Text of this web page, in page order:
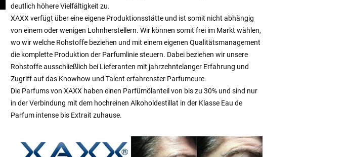
deutlich höhere Vielfältigkeit zu.
XAXX verfügt über eine eigene Produktionsstätte und ist somit nicht abhängig
von einem oder wenigen Lohnherstellern. Wir können somit frei im Markt wählen,
wo wir welche Rohstoffe beziehen und mit einem eigenen Qualitätsmanagement
die komplette Produktion der Parfumlinie steuern. Dabei beziehen wir unsere
Rohstoffe ausschließlich bei Lieferanten mit jahrzehntelanger Erfahrung und
Zugriff auf das Knowhow und Talent erfahrenster Parfumeure.
Die Parfums von XAXX haben einen Parfümölanteil von bis zu 30% und sind nur
in der Verbindung mit dem hochreinen Alkoholdestillat in der Klasse Eau de
Parfum intense bis Extrait zuhause.